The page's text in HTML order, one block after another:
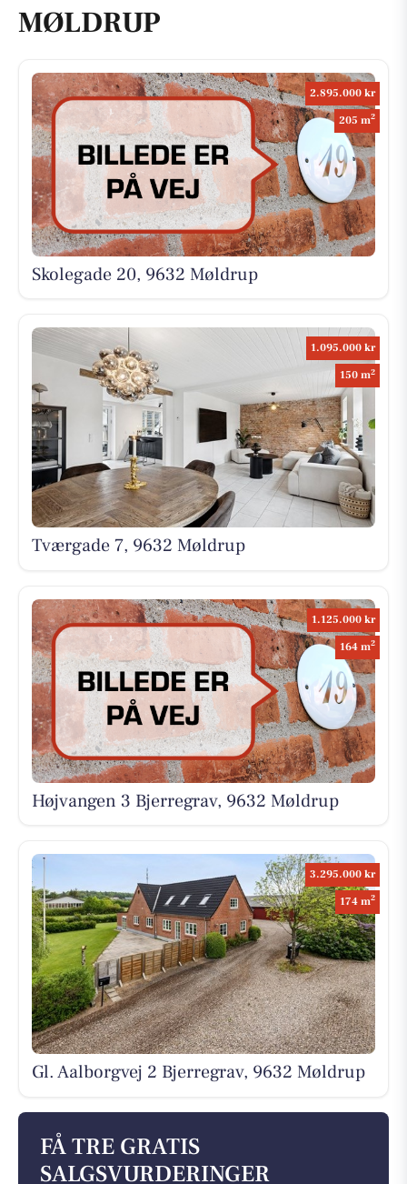
MØLDRUP
2.895.000 kr
205 m2
Skolegade 20, 9632 Møldrup
1.095.000 kr
150 m2
Tværgade 7, 9632 Møldrup
1.125.000 kr
164 m2
Højvangen 3 Bjerregrav, 9632 Møldrup
3.295.000 kr
174 m2
Gl. Aalborgvej 2 Bjerregrav, 9632 Møldrup
FÅ TRE GRATIS
SALGSVURDERINGER